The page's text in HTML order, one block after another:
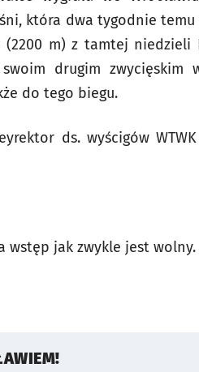
która dwa tygodnie
m) z tamtej niedzieli
drugim zwycięskim
do tego biegu.
ds. wyścigów
wstęp jak zwykle jest wolny.